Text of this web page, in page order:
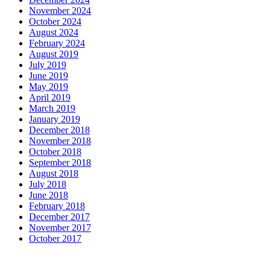
November 2024
October 2024
August 2024
February 2024
August 2019
July 2019
June 2019
May 2019
April 2019
March 2019
January 2019
December 2018
November 2018
October 2018
September 2018
August 2018
July 2018
June 2018
February 2018
December 2017
November 2017
October 2017